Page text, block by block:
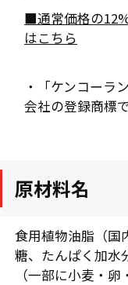
■通常価格の
はこちら
・「ケンコーラ
会社の登録商標で
原材料名
食用植物油脂（国
糖、たんぱく加水
（一部に小麦・卵